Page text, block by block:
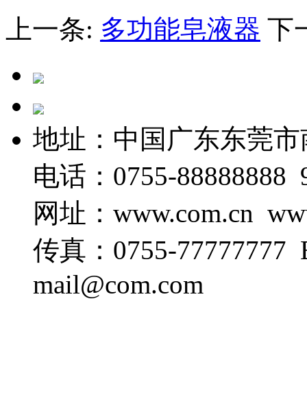
上一条: 多功能皂液器 下
地址：中国广东东莞
电话：0755-88888888
网址：www.com.cn
传真：0755-77777777
mail@com.com